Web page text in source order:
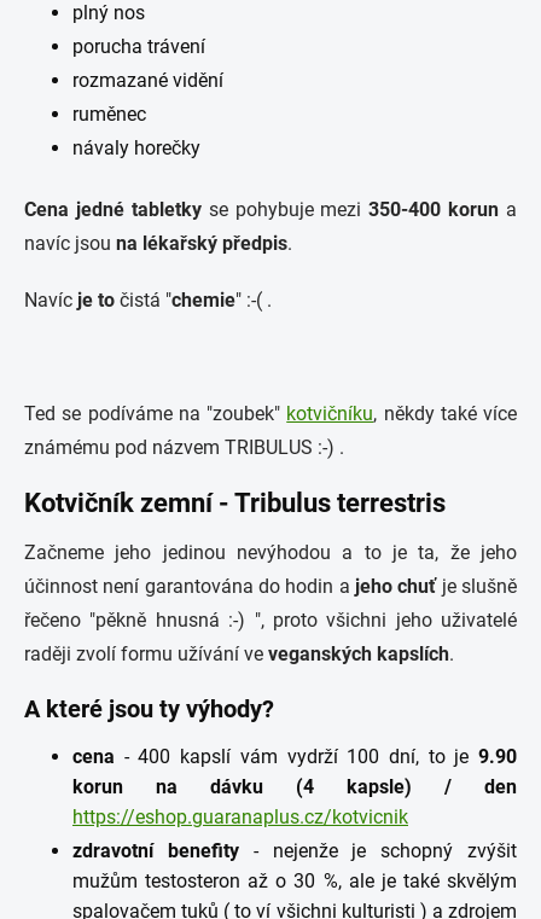
plný nos
porucha trávení
rozmazané vidění
ruměnec
návaly horečky
Cena jedné tabletkyse pohybuje mezi350-400 korun a
navíc jsou na lékařský předpis.
Navíc je to čistá "chemie" :-( .
Ted se podíváme na "zoubek" kotvičníku, někdy také více
známému pod názvem TRIBULUS :-) .
Kotvičník zemní - Tribulus terrestris
Začneme jeho jedinou nevýhodou a to je ta, že jeho
účinnost není garantována do hodin a jeho chuťje slušně
řečeno "pěkně hnusná :-) ", proto všichni jeho uživatelé
raději zvolí formu užívání ve veganských kapslích.
A které jsou ty výhody?
cena - 400 kapslí vám vydrží 100 dní, to je 9.90
korun na dávku (4 kapsle) / den
https://eshop.guaranaplus.cz/kotvicnik
zdravotní benefity- nejenže je schopný zvýšit
mužům testosteron až o 30 %, ale je také skvělým
spalovačem tuků ( to ví všichni kulturisti ) a zdrojem